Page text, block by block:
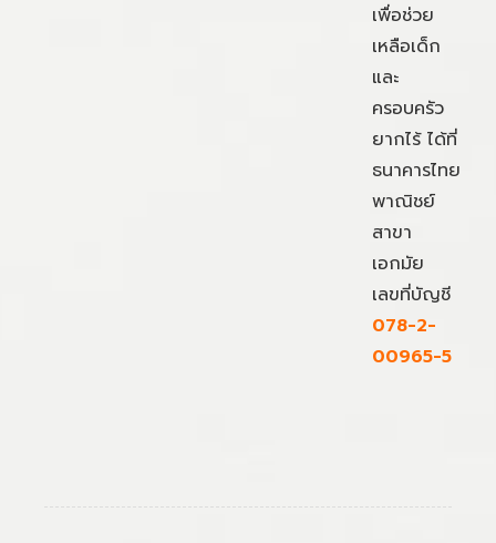
เพื่อช่วย
เหลือเด็ก
และ
ครอบครัว
ยากไร้ ได้ที่
ธนาคารไทย
พาณิชย์
สาขา
เอกมัย
เลขที่บัญชี
078-2-
00965-5